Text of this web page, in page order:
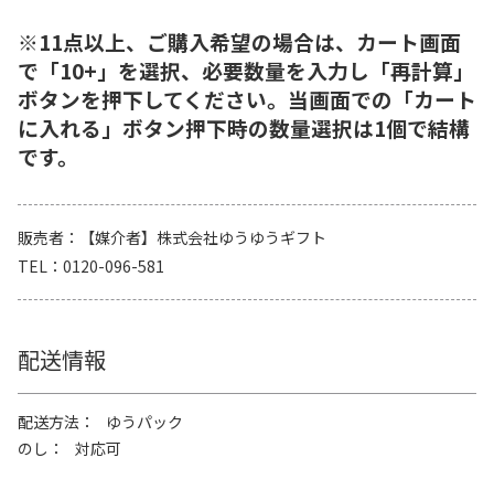
※11点以上、ご購入希望の場合は、カート画面
で「10+」を選択、必要数量を入力し「再計算」
ボタンを押下してください。当画面での「カート
に入れる」ボタン押下時の数量選択は1個で結構
です。
販売者
【媒介者】株式会社ゆうゆうギフト
TEL
0120-096-581
配送情報
配送方法
ゆうパック
のし
対応可